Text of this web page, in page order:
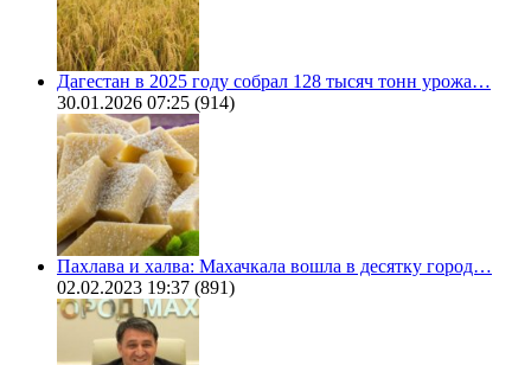
Дагестан в 2025 году собрал 128 тысяч тонн урожа…
30.01.2026 07:25 (914)
Пахлава и халва: Махачкала вошла в десятку город…
02.02.2023 19:37 (891)